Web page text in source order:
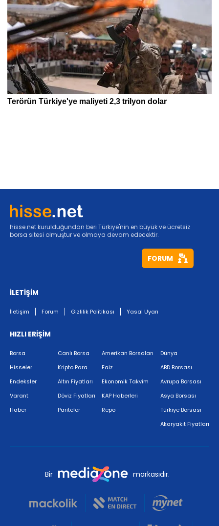
hisse.net kurulduğundan beri Türkiye'nin en büyük ve ücretsiz
borsa sitesi olmuştur ve olmaya devam edecektir.
FORUM
İLETİŞİM
İletişim Forum Gizlilik Politikası Yasal Uyarı
HIZLI ERİŞİM
Borsa
Hisseler
Endeksler
Varant
Haber
Canlı Borsa
Kripto Para
Altın Fiyatları
Döviz Fiyatları
Pariteler
Amerikan Borsaları
Faiz
Ekonomik Takvim
KAP Haberleri
Repo
Dünya
ABD Borsası
Avrupa Borsası
Asya Borsası
Türkiye Borsası
Akaryakıt Fiyatları
Bir markasıdır.